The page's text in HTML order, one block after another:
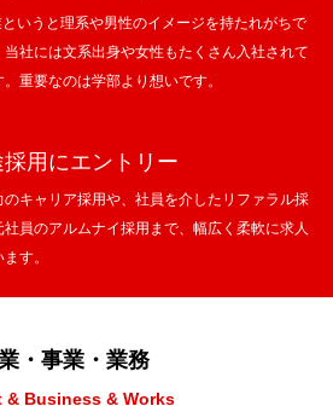
というと理系や男性のイメージを持たれがちで
当社には文系出身や女性もたくさん入社されて
。重要なのは学部より想いです。
採用にエントリー
のキャリア採用や、社員を介したリファラル採
社員のアルムナイ採用まで、幅広く柔軟に求人
す。
・事業・業務
& Business & Works